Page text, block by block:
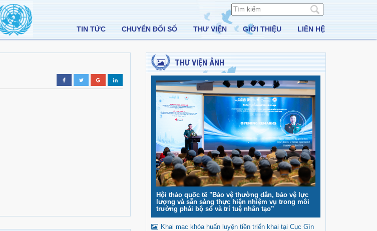
TIN TỨC CHUYỂN ĐỔI SỐ THƯ VIỆN GIỚI THIỆU LIÊN HỆ
THƯ VIỆN ẢNH
Hội thảo quốc tế "Bảo vệ thường dân, bảo vệ lực
lượng và sẵn sàng thực hiện nhiệm vụ trong môi
trường phái bộ số và trí tuệ nhân tạo”
Khai mạc khóa huấn luyện tiền triển khai tại Cục Gìn